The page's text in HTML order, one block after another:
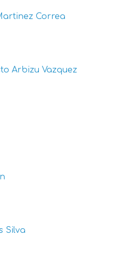
Correa
Arbizu Vazquez
Silva